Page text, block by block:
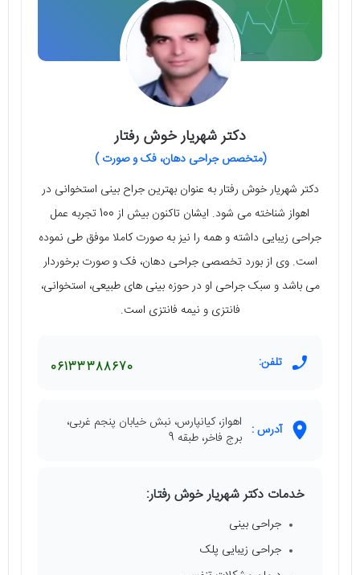
دکتر شهریار خوش رفتار
(متخصص جراحی دهان، فک و صورت )
دکتر شهریار خوش رفتار به عنوان بهترین جراح بینی استخوانی در
اهواز شناخته می‌ شود. ایشان تاکنون بیش از 100 تجربه‌ عمل
جراحی زیبایی داشته و همه را نیز به صورت کاملا موفق طی نموده
است. وی از بورد تخصصی جراحی دهان، فک و صورت برخوردار
می‌ باشد و سبک جراحی او در حوزه‌ بینی‌ های طبیعی، استخوانی،
فانتزی و نیمه فانتزی است.
تلفن: 06133388670
آدرس : اهواز، کیانپارس، نبش خیابان پنجم غربی،
برج فاخر، طبقه 9
خدمات دکتر شهریار خوش رفتار:
جراحی بینی
جراحی زیبایی پلک